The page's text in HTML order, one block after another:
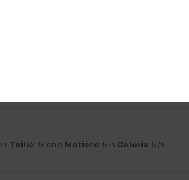
/5 Taille: Grand Matière: 5 /5 Coloris: 5 /5